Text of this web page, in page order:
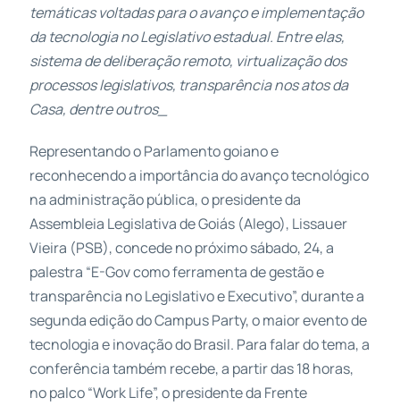
temáticas voltadas para o avanço e implementação
da tecnologia no Legislativo estadual. Entre elas,
sistema de deliberação remoto, virtualização dos
processos legislativos, transparência nos atos da
Casa, dentre outros_
Representando o Parlamento goiano e
reconhecendo a importância do avanço tecnológico
na administração pública, o presidente da
Assembleia Legislativa de Goiás (Alego), Lissauer
Vieira (PSB), concede no próximo sábado, 24, a
palestra “E-Gov como ferramenta de gestão e
transparência no Legislativo e Executivo”, durante a
segunda edição do Campus Party, o maior evento de
tecnologia e inovação do Brasil. Para falar do tema, a
conferência também recebe, a partir das 18 horas,
no palco “Work Life”, o presidente da Frente